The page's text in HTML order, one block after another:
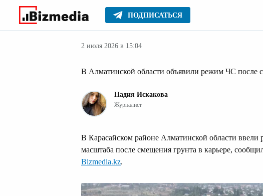
ПОДПИСАТЬСЯ
Главное Новости
2 июля 2026 в 15:04
В Алматинской области объявили режим ЧС после
Надия Искакова
Журналист
В Карасайском районе Алматинской области
масштаба после смещения грунта в карьере,
Bizmedia.kz.